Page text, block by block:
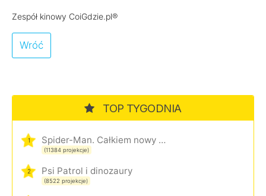
Zespół kinowy CoiGdzie.pl®
Wróć
TOP TYGODNIA
1 Spider-Man. Całkiem nowy dzień
(11384 projekcje)
2 Psi Patrol i dinozaury
(8522 projekcje)